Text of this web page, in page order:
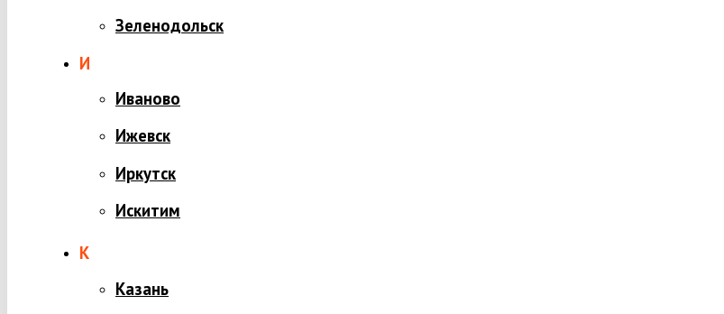
Зеленодольск
И
Иваново
Ижевск
Иркутск
Искитим
К
Казань